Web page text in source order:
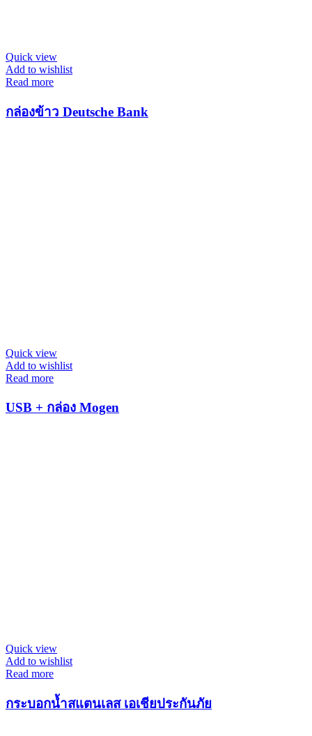
Quick view
Add to wishlist
Read more
กล่องข้าว Deutsche Bank
Quick view
Add to wishlist
Read more
USB + กล่อง Mogen
Quick view
Add to wishlist
Read more
กระบอกน้ำสแตนเลส เอเชียประกันภัย